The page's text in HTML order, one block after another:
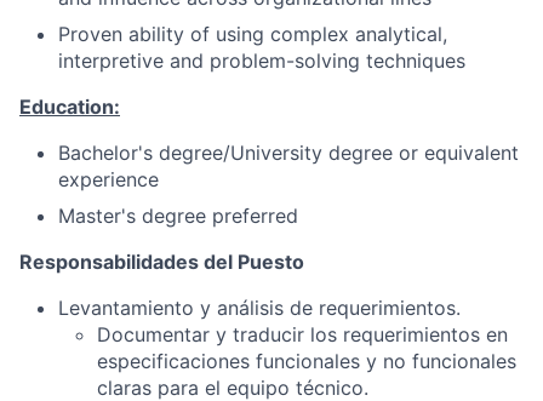
Proven ability of using complex analytical,
interpretive and problem-solving techniques
Education:
Bachelor's degree/University degree or equivalent
experience
Master's degree preferred
Responsabilidades del Puesto
Levantamiento y análisis de requerimientos.
Documentar y traducir los requerimientos en
especificaciones funcionales y no funcionales
claras para el equipo técnico.